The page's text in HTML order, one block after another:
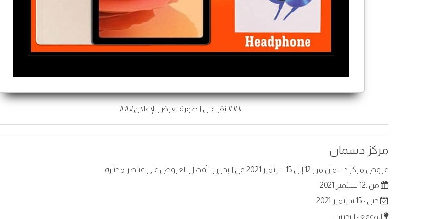
###انقر على الصورة لعرض الإعلان###
مركز دسمان
عروض مركز دسمان من 12 إلى 15 سبتمبر 2021 في البحرين . أفضل العروض على عناصر مختارة.
من :12 سبتمبر 2021
حتى : 15 سبتمبر 2021
الموقع : البحرين